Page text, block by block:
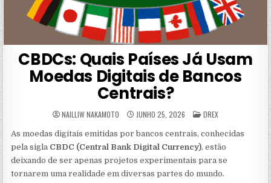
CBDCs: Quais Países Já Usam
Moedas Digitais de Bancos
Centrais?
NAILLIW NAKAMOTO JUNHO 25, 2026 POSTED
IN
DREX
As moedas digitais emitidas por bancos centrais, conhecidas
pela sigla CBDC (Central Bank Digital Currency), estão
deixando de ser apenas projetos experimentais para se
tornarem uma realidade em diversas partes do mundo.